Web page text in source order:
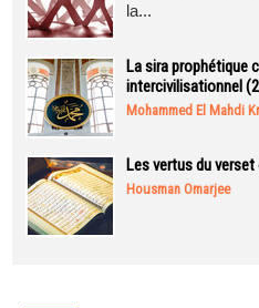
la...
La sira prophétique
intercivilisationnel
Mohammed El Mahdi
Les vertus du
Housman Omarjee